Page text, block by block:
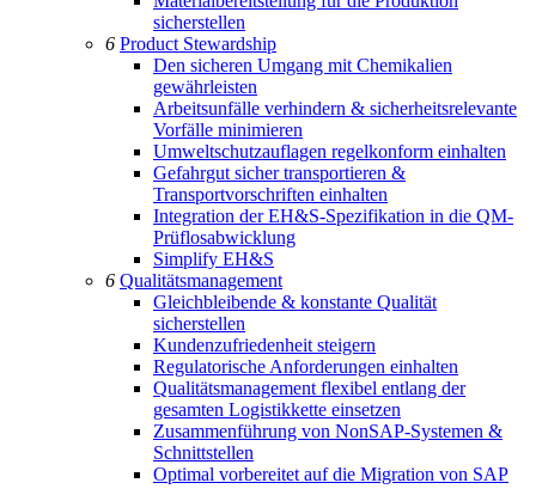
sicherstellen
6 Product Stewardship
Den sicheren Umgang mit Chemikalien
gewährleisten
Arbeitsunfälle verhindern & sicherheitsrelevante
Vorfälle minimieren
Umweltschutzauflagen regelkonform einhalten
Gefahrgut sicher transportieren &
Transportvorschriften einhalten
Integration der EH&S-Spezifikation in die QM-
Prüflosabwicklung
Simplify EH&S
6 Qualitätsmanagement
Gleichbleibende & konstante Qualität
sicherstellen
Kundenzufriedenheit steigern
Regulatorische Anforderungen einhalten
Qualitätsmanagement flexibel entlang der
gesamten Logistikkette einsetzen
Zusammenführung von NonSAP-Systemen &
Schnittstellen
Optimal vorbereitet auf die Migration von SAP